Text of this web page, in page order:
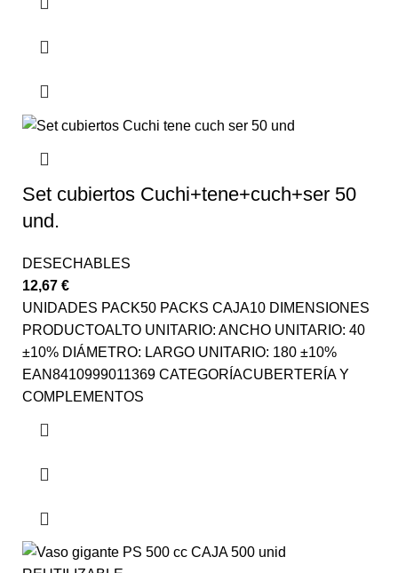
Set cubiertos Cuchi+tene+cuch+ser 50
und.
DESECHABLES
12,67 €
UNIDADES PACK50 PACKS CAJA10 DIMENSIONES
PRODUCTOALTO UNITARIO: ANCHO UNITARIO: 40
±10% DIÁMETRO: LARGO UNITARIO: 180 ±10%
EAN8410999011369 CATEGORÍACUBERTERÍA Y
COMPLEMENTOS